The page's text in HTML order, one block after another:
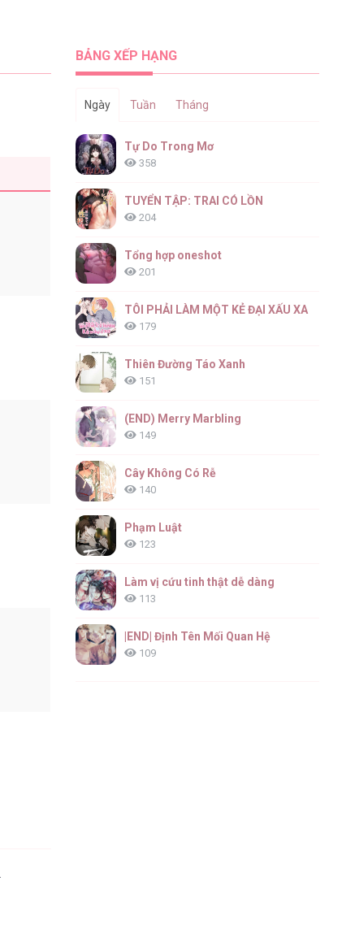
BẢNG XẾP HẠNG
Ngày Tuần Tháng
Tự Do Trong Mơ
358
TUYỂN TẬP: TRAI CÓ LỒN
204
Tổng hợp oneshot
201
TÔI PHẢI LÀM MỘT KẺ ĐẠI XẤU XA
179
Thiên Đường Táo Xanh
151
(END) Merry Marbling
149
Cây Không Có Rễ
140
Phạm Luật
123
Làm vị cứu tinh thật dễ dàng
113
|END| Định Tên Mối Quan Hệ
109